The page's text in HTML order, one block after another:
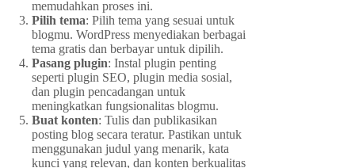
memudahkan proses ini.
Pilih tema: Pilih tema yang sesuai untuk
blogmu. WordPress menyediakan berbagai
tema gratis dan berbayar untuk dipilih.
Pasang plugin: Instal plugin penting
seperti plugin SEO, plugin media sosial,
dan plugin pencadangan untuk
meningkatkan fungsionalitas blogmu.
Buat konten: Tulis dan publikasikan
posting blog secara teratur. Pastikan untuk
menggunakan judul yang menarik, kata
kunci yang relevan, dan konten berkualitas